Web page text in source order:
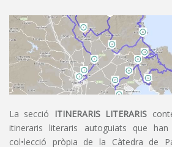
La secció ITINERARIS LITERARIS
itineraris literaris autoguiats que
col•lecció pròpia de la Càtedra de